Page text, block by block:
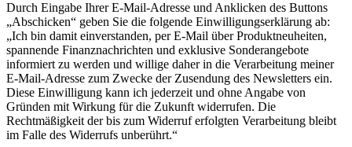
Durch Eingabe Ihrer E-Mail-Adresse und Anklicken des Buttons
„Abschicken“ geben Sie die folgende Einwilligungserklärung ab:
„Ich bin damit einverstanden, per E-Mail über Produktneuheiten,
spannende Finanznachrichten und exklusive Sonderangebote
informiert zu werden und willige daher in die Verarbeitung meiner
E-Mail-Adresse zum Zwecke der Zusendung des Newsletters ein.
Diese Einwilligung kann ich jederzeit und ohne Angabe von
Gründen mit Wirkung für die Zukunft widerrufen. Die
Rechtmäßigkeit der bis zum Widerruf erfolgten Verarbeitung bleibt
im Falle des Widerrufs unberührt.“